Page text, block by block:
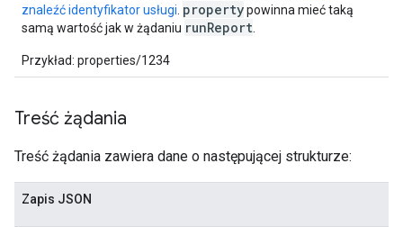
znaleźć identyfikator usługi propertypowinna mieć taką
samą wartość jak w żądaniu runReport
Przykład: properties/1234
Treść żądania
Treść żądania zawiera dane o następującej strukturze:
Zapis JSON